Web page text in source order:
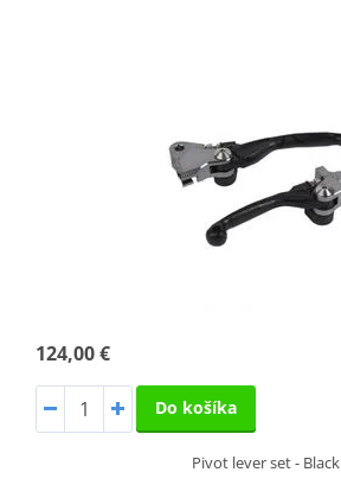
124,00 €
Do košíka
Pivot lever set - Black